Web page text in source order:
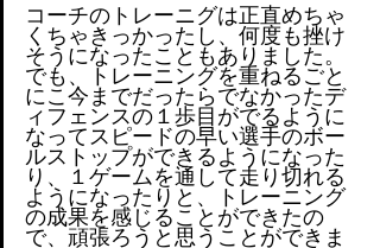
コーチのトレーニグは正直めちゃ
くちゃきっかったし、何度も挫け
そうになったこともありました。
でも、トレーニングを重ねるごと
にこ今までだったらでなかったデ
ィフェンスの１歩目がでるように
なってスピードの早い選手のボー
ルストップができるようになった
り、１ゲームを通して走り切れる
ようになったりと、トレーニング
の成果を感じることができたの
で、頑張ろうと思うことができま